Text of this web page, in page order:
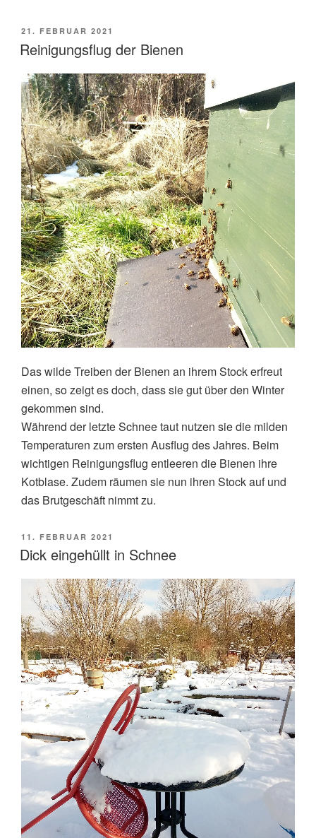
VERÖFFENTLICHT
AM
21. FEBRUAR 2021
Reinigungsflug der Bienen
Das wilde Treiben der Bienen an ihrem Stock erfreut
einen, so zeigt es doch, dass sie gut über den Winter
gekommen sind.
Während der letzte Schnee taut nutzen sie die milden
Temperaturen zum ersten Ausflug des Jahres. Beim
wichtigen Reinigungsflug entleeren die Bienen ihre
Kotblase. Zudem räumen sie nun ihren Stock auf und
das Brutgeschäft nimmt zu.
VERÖFFENTLICHT
AM
11. FEBRUAR 2021
Dick eingehüllt in Schnee